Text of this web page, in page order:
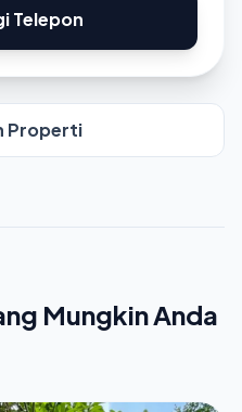
Telepon
Properti
Mungkin Anda